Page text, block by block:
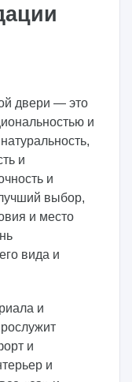
двери — это
и
и
и
выбор,
и место
вида и
и
и
и